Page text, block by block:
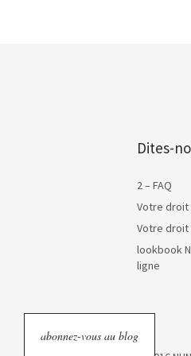
Dites-
2 – FAQ
Votre
Votre
lookbook
ligne
abonnez-vous au blog